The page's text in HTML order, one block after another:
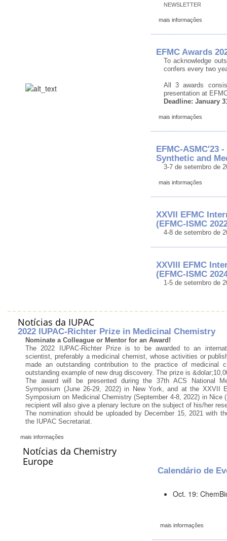
NEWSLETTER
mais informações
EFMC Awards
To acknowledge
confers every two
All 3 awards
presentation at
Deadline: January
mais informações
EFMC-ASMC'23
Synthetic and
3-7 de setembro de
mais informações
XXVII EFMC
(EFMC-ISMC
4-8 de setembro de
XXVIII EFMC
(EFMC-ISMC
1-5 de setembro de
Notícias da IUPAC
2022 IUPAC-Richter Prize in Medicinal Chemistry
Nominate a Colleague or Mentor for an Award!
The 2022 IUPAC-Richter Prize is to be awarded to an
scientist, preferably a medicinal chemist, whose activities or
made an outstanding contribution to the practice of medicinal
outstanding example of new drug discovery. The prize is
The award will be presented during the 37th ACS National
Symposium (June 26-29, 2022) in New York, and at the XXVII
Symposium on Medicinal Chemistry (September 4-8, 2022) in Nice
recipient will also give a plenary lecture on the subject of his/her
The nomination should be uploaded by December 15, 2021 with
the IUPAC Secretariat.
mais informações
Notícias da Chemistry
Europe
Calendário de
Oct. 19:
mais informações